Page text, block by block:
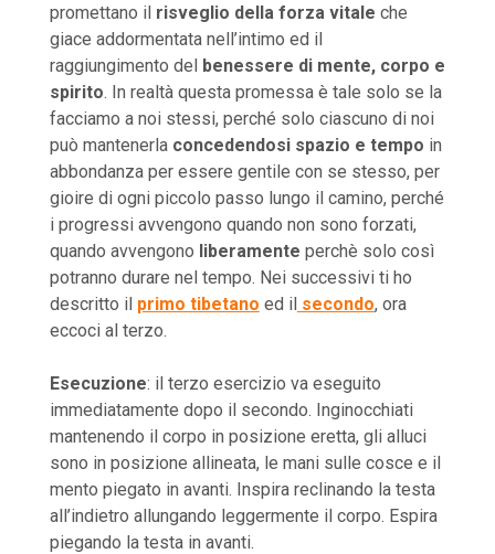
promettano ilrisveglio della forza vitale che
giace addormentata nell’intimo ed il
raggiungimento del benessere di mente, corpo e
spirito. In realtà questa promessa è tale solo se la
facciamo a noi stessi, perché solo ciascuno di noi
può mantenerla concedendosi spazio e tempo in
abbondanza per essere gentile con se stesso, per
gioire di ogni piccolo passo lungo il camino, perché
i progressi avvengono quando non sono forzati,
quando avvengono liberamente perchè solo così
potranno durare nel tempo. Nei successivi ti ho
descritto il primo tibetano ed ilsecondo, ora
eccoci al terzo.
Esecuzione: il terzo esercizio va eseguito
immediatamente dopo il secondo. Inginocchiati
mantenendo il corpo in posizione eretta, gli alluci
sono in posizione allineata, le mani sulle cosce e il
mento piegato in avanti. Inspira reclinando la testa
all’indietro allungando leggermente il corpo. Espira
piegando la testa in avanti.